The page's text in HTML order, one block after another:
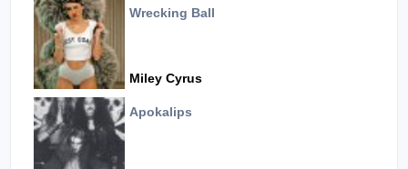
Wrecking Ball
Miley Cyrus
Apokalips